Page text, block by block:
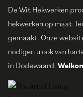
De Wit Hekwerken
hekwerken op maat.
gemaakt. Onze
nodigen u ook van
in Dodewaard.